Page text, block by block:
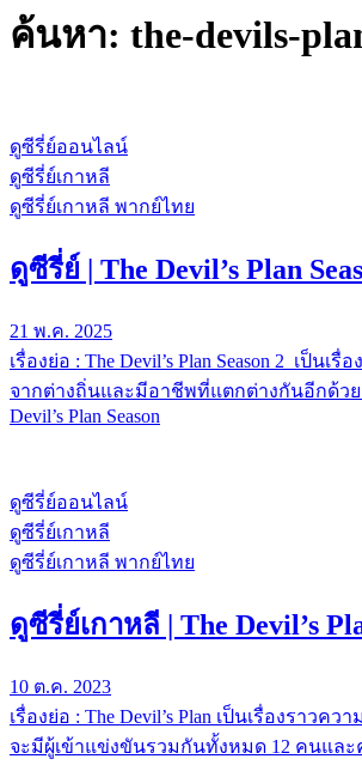
ค้นหา: the-devils-
ดูซีรี่ย์ออนไลน์
ดูซีรี่ย์เกาหลี
ดูซีรี่ย์เกาหลี พากย์ไทย
ดูซีรี่ย์ | The Devil’s Plan
21 พ.ค. 2025
เรื่องย่อ : The Devil’s Plan Season 2
จากต่างถิ่นและมีอาชีพที่แตกต่างกันอีกด้ว
Devil’s Plan Season
ดูซีรี่ย์ออนไลน์
ดูซีรี่ย์เกาหลี
ดูซีรี่ย์เกาหลี พากย์ไทย
ดูซีรี่ย์เกาหลี | The Devil’s
10 ต.ค. 2023
เรื่องย่อ : The Devil’s Plan เป็นเรื่องรา
จะมีผู้เข้าแข่งขันรวมกันทั้งหมด 12 คนแล